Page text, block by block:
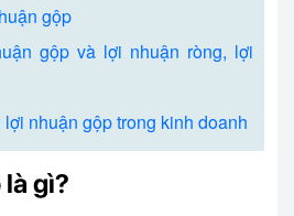
gộp
gộp và lợi nhuận ròng, lợi
nhuận gộp trong kinh doanh
gì?